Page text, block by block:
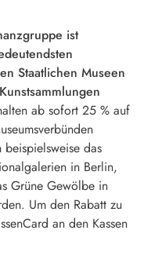
ist
Staatlichen Museen
ab sofort 25 % auf
das
in Berlin,
Grüne Gewölbe in
Um den Rabatt zu
an den Kassen